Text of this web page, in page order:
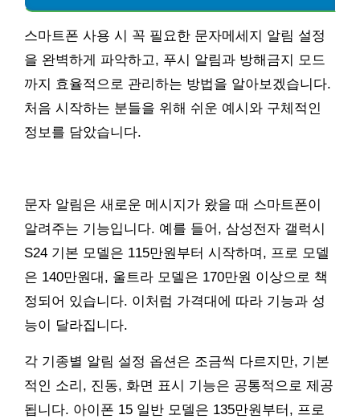
스마트폰 사용 시 꼭 필요한 문자메세지 알림 설정
을 완벽하게 파악하고, 푸시 알림과 방해금지 모드
까지 효율적으로 관리하는 방법을 알아보겠습니다.
처음 시작하는 분들을 위해 쉬운 예시와 구체적인
정보를 담았습니다.
문자 알림은 새로운 메시지가 왔을 때 스마트폰이
알려주는 기능입니다. 예를 들어, 삼성전자 갤럭시
S24 기본 모델은 115만원부터 시작하며, 프로 모델
은 140만원대, 울트라 모델은 170만원 이상으로 책
정되어 있습니다. 이처럼 가격대에 따라 기능과 성
능이 달라집니다.
각 기종별 알림 설정 옵션은 조금씩 다르지만, 기본
적인 소리, 진동, 화면 표시 기능은 공통적으로 제공
됩니다. 아이폰 15 일반 모델은 135만원부터, 프로